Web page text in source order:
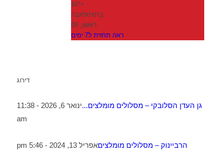
+
16°
ברטיסלאבה
ראשון, 09
ראה תחזית ל7 ימים
דירוג
גן העדן הסלובקי – מסלולים מומלצים...
ינואר 6, 2026 - 11:38
am
הרביינוק – מסלולים מומלציםאפריל 13, 2024 - 5:46 pm